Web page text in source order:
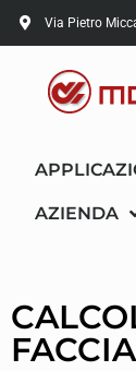
Via Pietro
AZIENDA